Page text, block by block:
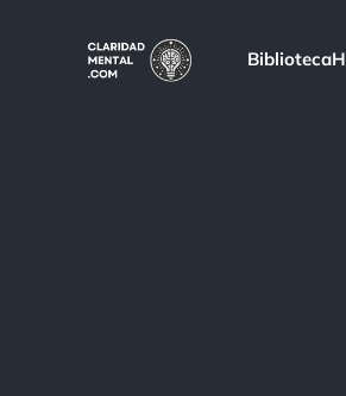
Biblioteca